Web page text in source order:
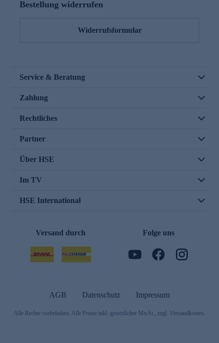
Bestellung widerrufen
Widerrufsformular
Service & Beratung
Zahlung
Rechtliches
Partner
Über HSE
Im TV
HSE International
Versand durch Folge uns
AGB Datenschutz Impressum
Alle Rechte vorbehalten. Alle Preise inkl. gesetzlicher MwSt., zzgl. Versandkosten.